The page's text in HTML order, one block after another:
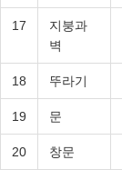
17
지붕과
벽
18 뚜라기
19 문
20 창문